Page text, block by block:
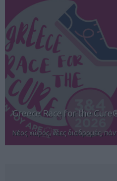
12ος TUI Rhodes
Αγώνες για όλους στην Ρόδο